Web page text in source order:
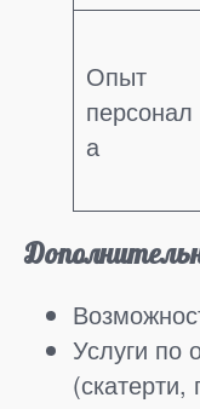
Опыт
персонал
а
Услуги по
(скатерти,